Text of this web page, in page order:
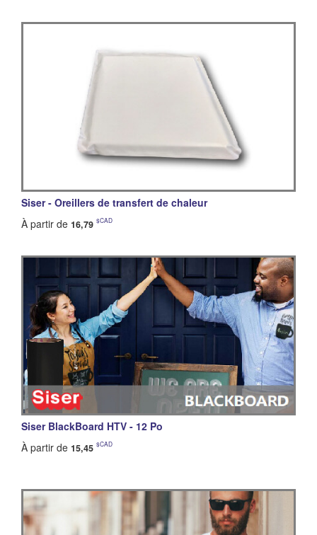
Siser - Oreillers de transfert de chaleur
À partir de 16,79 $CAD
Siser BlackBoard HTV - 12 Po
À partir de 15,45 $CAD